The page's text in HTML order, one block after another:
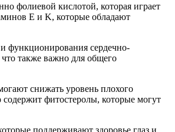
фолиевой кислотой, которая играет
E и K, которые обладают
функционирования сердечно-
также важно для общего
снижать уровень плохого
фитостеролы, которые могут
поддерживают здоровье глаз и